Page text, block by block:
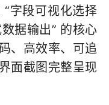
字段可视化选择
据输出” 的核心
、高效率、可追
面截图完整呈现